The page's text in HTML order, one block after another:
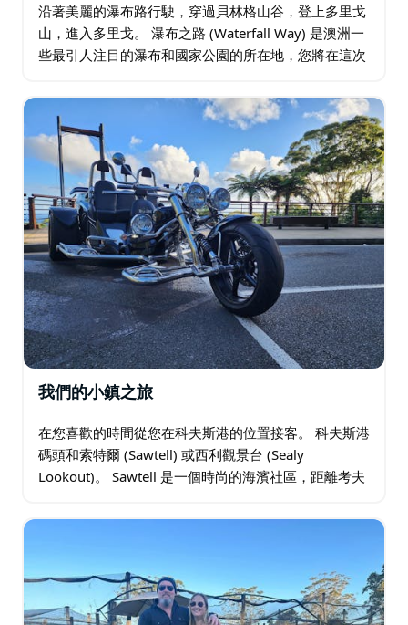
沿著美麗的瀑布路行駛，穿過貝林格山谷，登上多里戈
山，進入多里戈。 瀑布之路 (Waterfall Way) 是澳洲一
些最引人注目的瀑布和國家公園的所在地，您將在這次
瀑布 …
我們的小鎮之旅
在您喜歡的時間從您在科夫斯港的位置接客。 科夫斯港
碼頭和索特爾 (Sawtell) 或西利觀景台 (Sealy
Lookout)。 Sawtell 是一個時尚的海濱社區，距離考夫
央地帶生長…